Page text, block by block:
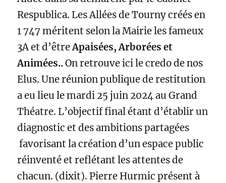
Respublica. Les Allées de Tourny créés en
1 747 méritent selon la Mairie les fameux
3A et d’êtreApaisées, Arborées et
Animées..On retrouve ici le credo de nos
Elus. Une réunion publique de restitution
a eu lieu le mardi 25 juin 2024 au Grand
Théatre. L’objectif final étant d’établir un
diagnostic et des ambitions partagées
favorisant la création d’un espace public
réinventé et reflétant les attentes de
chacun. (dixit). Pierre Hurmic présent à